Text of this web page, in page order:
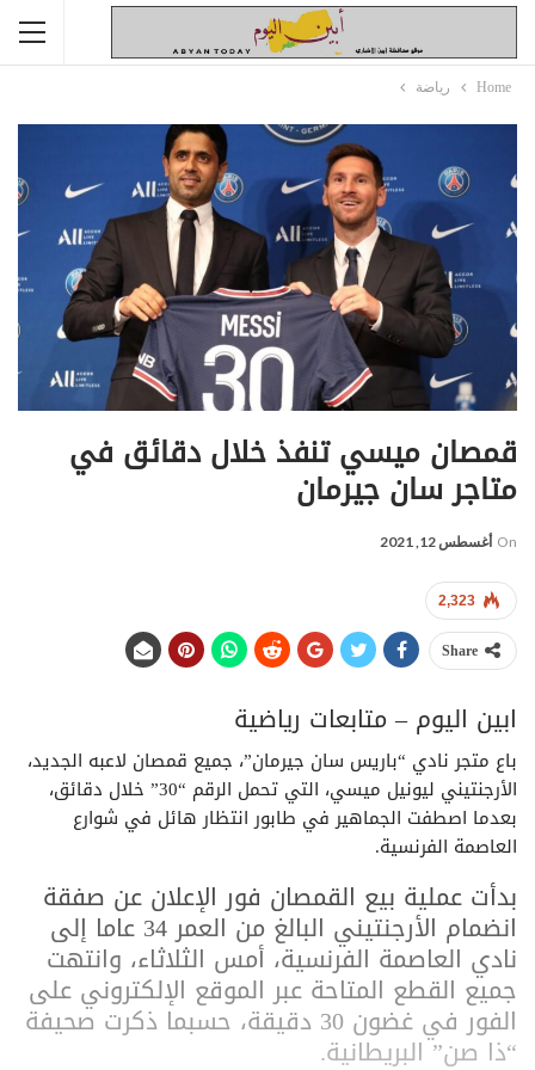
Home رياضة
قمصان ميسي تنفذ خلال دقائق في
متاجر سان جيرمان
On أغسطس 12, 2021
2,323
Share
ابين اليوم – متابعات رياضية
باع متجر نادي “باريس سان جيرمان”، جميع قمصان لاعبه الجديد،
الأرجنتيني ليونيل ميسي، التي تحمل الرقم “30” خلال دقائق،
بعدما اصطفت الجماهير في طابور انتظار هائل في شوارع
العاصمة الفرنسية.
بدأت عملية بيع القمصان فور الإعلان عن صفقة
انضمام الأرجنتيني البالغ من العمر 34 عاما إلى
نادي العاصمة الفرنسية، أمس الثلاثاء، وانتهت
جميع القطع المتاحة عبر الموقع الإلكتروني على
الفور في غضون 30 دقيقة، حسبما ذكرت صحيفة
“ذا صن” البريطانية.